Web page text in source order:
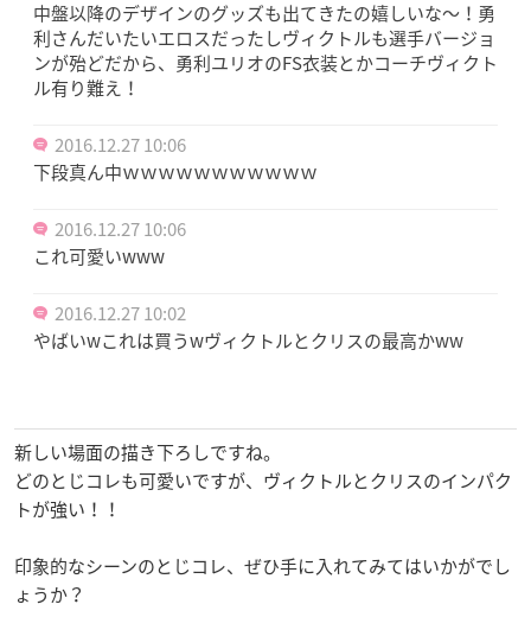
中盤以降のデザインのグッズも出てきたの嬉しいな～！勇
利さんだいたいエロスだったしヴィクトルも選手バージョ
ンが殆どだから、勇利ユリオのFS衣装とかコーチヴィクト
ル有り難え！
2016.12.27 10:06
下段真ん中ｗｗｗｗｗｗｗｗｗｗｗ
2016.12.27 10:06
これ可愛いwww
2016.12.27 10:02
やばいwこれは買うwヴィクトルとクリスの最高かww
新しい場面の描き下ろしですね。
どのとじコレも可愛いですが、ヴィクトルとクリスのインパク
トが強い！！
印象的なシーンのとじコレ、ぜひ手に入れてみてはいかがでし
ょうか？